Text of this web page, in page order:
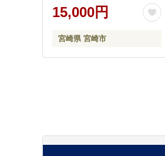
ジ 湯煎 ボイル 小分け パッ
ク 冷凍 人気 おすすめ 鰻楽
15,000円
宮崎県 宮崎市